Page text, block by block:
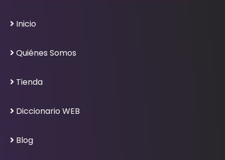
Inicio
Quiénes Somos
Tienda
Diccionario WEB
Blog